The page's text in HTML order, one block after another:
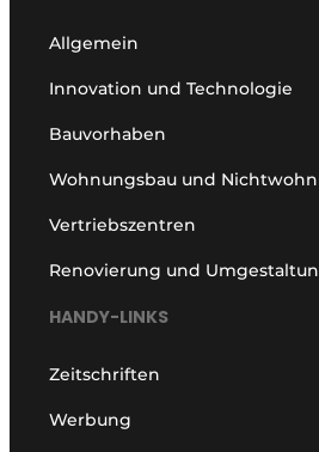
Allgemein
Innovation und Technologie
Bauvorhaben
Wohnungsbau und
Vertriebszentren
Renovierung und
HANDY-LINKS
Zeitschriften
Werbung